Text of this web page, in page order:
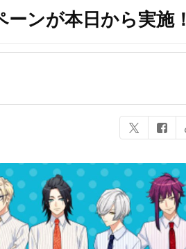
ンが本日から実施！